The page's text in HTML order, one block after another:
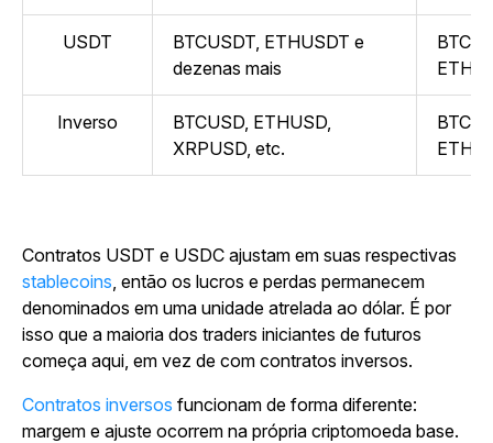
USDT
BTCUSDT, ETHUSDT e
dezenas mais
Inverso
BTCUSD, ETHUSD,
XRPUSD, etc.
Contratos USDT e USDC ajustam em suas respectivas
stablecoins, então os lucros e perdas permanecem
denominados em uma unidade atrelada ao dólar. É por
isso que a maioria dos traders iniciantes de futuros
começa aqui, em vez de com contratos inversos.
Contratos inversos funcionam de forma diferente:
margem e ajuste ocorrem na própria criptomoeda base.